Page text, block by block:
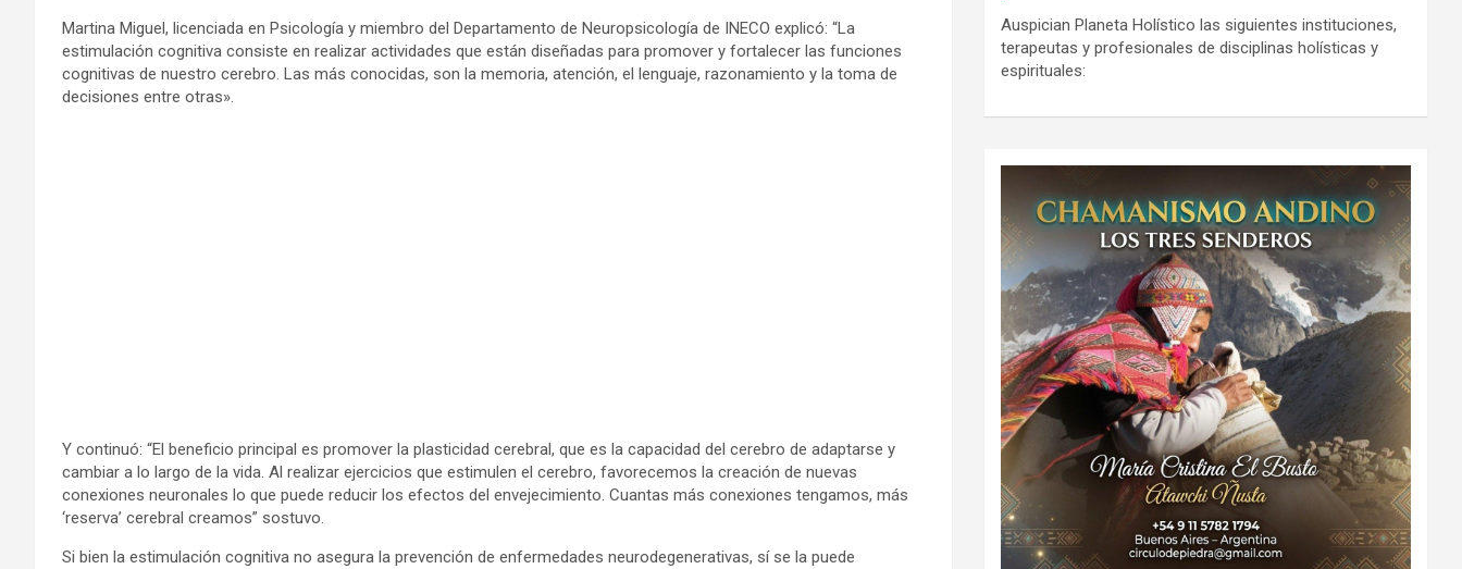
Martina Miguel, licenciada en Psicología y miembro del Departamento de Neuropsicología de INECO explicó: “La
estimulación cognitiva consiste en realizar actividades que están diseñadas para promover y fortalecer las funciones
cognitivas de nuestro cerebro. Las más conocidas, son la memoria, atención, el lenguaje, razonamiento y la toma de
decisiones entre otras».
Y continuó: “El beneficio principal es promover la plasticidad cerebral, que es la capacidad del cerebro de adaptarse y
cambiar a lo largo de la vida. Al realizar ejercicios que estimulen el cerebro, favorecemos la creación de nuevas
conexiones neuronales lo que puede reducir los efectos del envejecimiento. Cuantas más conexiones tengamos, más
‘reserva’ cerebral creamos” sostuvo.
Si bien la estimulación cognitiva no asegura la prevención de enfermedades neurodegenerativas, sí se la puede
Auspician Planeta Holístico las siguientes instituciones,
terapeutas y profesionales de disciplinas holísticas y
espirituales: